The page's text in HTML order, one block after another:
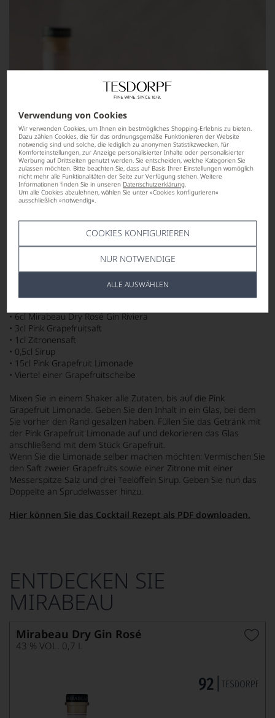
Verwendung von Cookies
Wir verwenden Cookies, um Ihnen ein bestmögliches Shopping-Erlebnis zu bieten.
Dazu zählen Cookies, die für das ordnungsgemäße Funktionieren der Website
notwendig sind und solche, die lediglich zu anonymen Statistikzwecken, für
Komforteinstellungen, zur Anzeige personalisierter Inhalte oder personalisierter
Werbung auf Drittseiten genutzt werden. Sie entscheiden, welche Kategorien Sie
zulassen möchten. Bitte beachten Sie, dass auf Basis Ihrer Einstellungen womöglich
nicht mehr alle Funktionalitäten der Seite zur Verfügung stehen. Weitere
Informationen finden Sie in unseren Datenschutzerklärung.
Um alle Cookies abzulehnen, wählen Sie unter »Cookies konfigurieren«
ausschließlich »notwendig«.
COOKIES KONFIGURIEREN
NUR NOTWENDIGE
ALLE AUSWÄHLEN
RIVIERA PALOMA
• 6cl Mirabeau Dry Rosé Gin Riviera
• 3cl Pink Grapefruitsaft
• 1cl Zitronensaft
• 0,5cl Sirup
• 15cl Pink Grapefruit Limonade
• Viertel einer Grapefruitscheibe
Mixen Sie in einem Shaker alle Zutaten, bis auf die Pink
Grapefruit Limonade. Geben Sie den Inhalt in ein Glas, bei dem
Sie vorher den Rand gesalzen haben. Füllen Sie das Getränk mit
der Pink Grapefruit Limonade auf und dekorieren das Glas
anschließend mit dem Stück Grapefruit.
Wenn Sie die Limonade selber machen möchten: Vermischen Sie
den Saft zweier Grapefruits sowie einer Zitrone mit einer
Messerspitze Salz und drei Teelöffeln Sirup. Geben Sie nun das
Doppelte an Sprudelwasser hinzu.
Hier können Sie das Cocktail Rezept als PDF downloaden.
ENTDECKEN SIE
MIRABEAU
Mirabeau Dry Gin Rosé
43 % VOL. 0,7 L